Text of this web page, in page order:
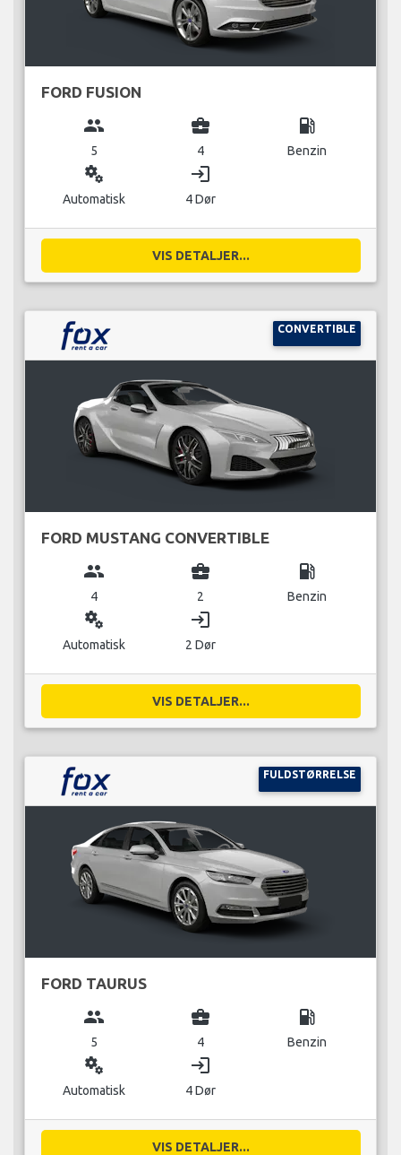
FORD FUSION
group
5
business_center
4
local_gas_station
Benzin
miscellaneous_services
Automatisk
login
4 Dør
VIS DETALJER...
CONVERTIBLE
FORD MUSTANG CONVERTIBLE
group
4
business_center
2
local_gas_station
Benzin
miscellaneous_services
Automatisk
login
2 Dør
VIS DETALJER...
FULDSTØRRELSE
FORD TAURUS
group
5
business_center
4
local_gas_station
Benzin
miscellaneous_services
Automatisk
login
4 Dør
VIS DETALJER...